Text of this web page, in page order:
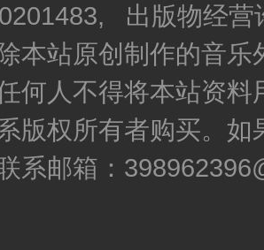
出版物经营
本站原创制作的音
何人不得将本站资
版权所有者购买。
系邮箱：